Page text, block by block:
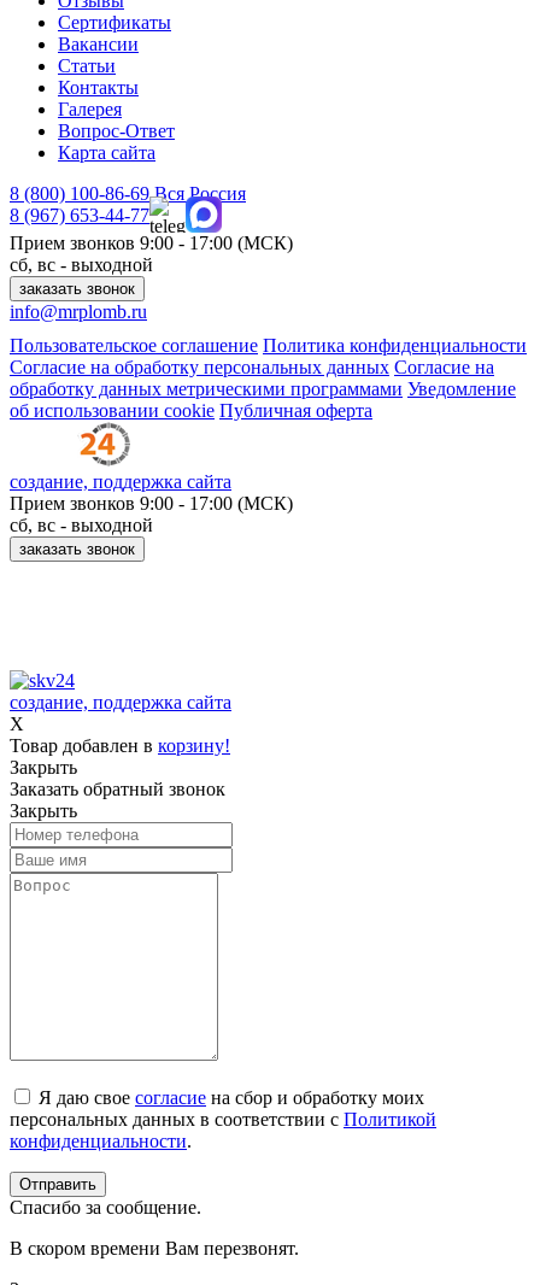
Сертификаты
Вакансии
Статьи
Контакты
Галерея
Вопрос-Ответ
Карта сайта
8 (800) 100-86-69 Вся Россия
8 (967) 653-44-77
Прием звонков 9:00 - 17:00 (МСК)
сб, вс - выходной
заказать звонок
info@mrplomb.ru
Пользовательское соглашение Политика конфиденциальности
Согласие на обработку персональных данных Согласие на
обработку данных метрическими программами Уведомление
об использовании cookie Публичная оферта
создание, поддержка сайта
Прием звонков 9:00 - 17:00 (МСК)
сб, вс - выходной
заказать звонок
создание, поддержка сайта
X
Товар добавлен в корзину!
Закрыть
Заказать обратный звонок
Закрыть
Я даю свое согласие на сбор и обработку моих
персональных данных в соответствии с Политикой
конфиденциальности.
Спасибо за сообщение.
В скором времени Вам перезвонят.